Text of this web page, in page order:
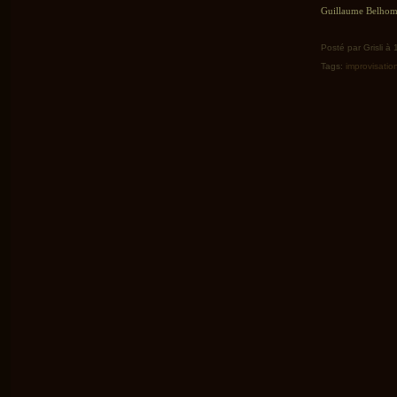
Guillaume
Posté par Grisli à
Tags: improvisation